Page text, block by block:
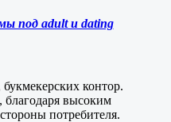
под adult и dating
контор.
благодаря высоким
потребителя.